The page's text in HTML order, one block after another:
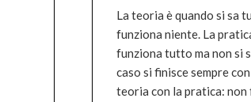
La teoria è quando si sa
funziona niente. La
funziona tutto ma non si
caso si finisce sempre
teoria con la pratica: non